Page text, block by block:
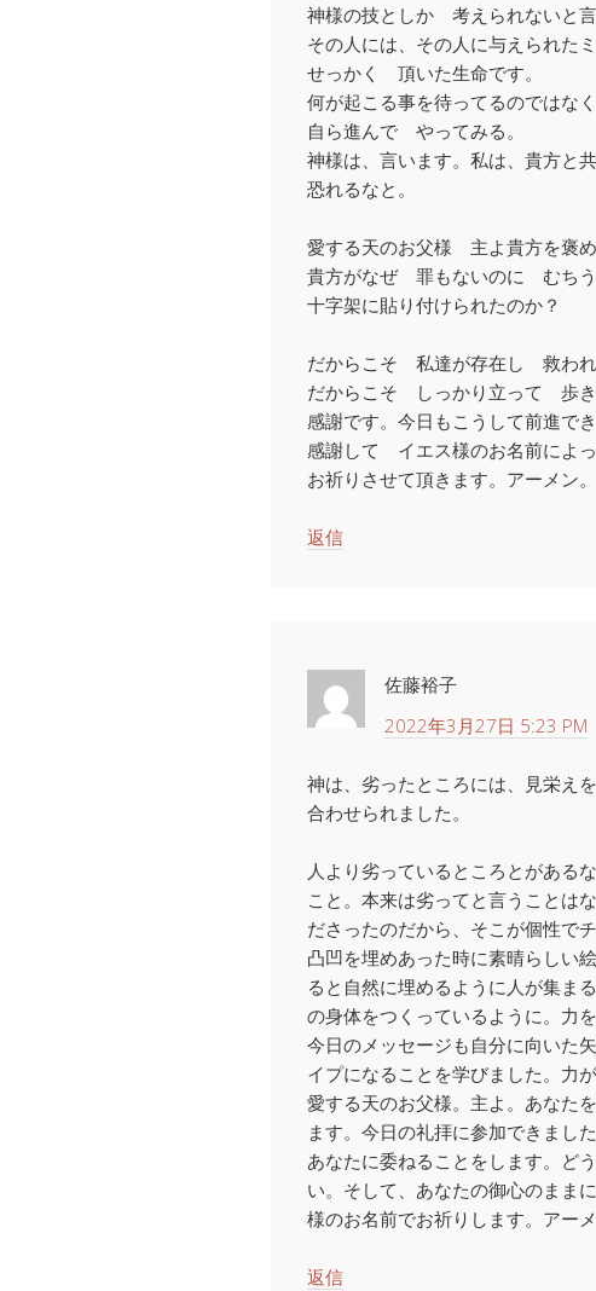
神様の技としか 考えられないと言
その人には、その人に与えられた
せっかく 頂いた生命です。
何が起こる事を待ってるのではなく
自ら進んで やってみる。
神様は、言います。私は、貴方と
恐れるなと。
愛する天のお父様 主よ貴方を褒め
貴方がなぜ 罪もないのに むちう
十字架に貼り付けられたのか？
だからこそ 私達が存在し 救われ
だからこそ しっかり立って 歩き
感謝です。今日もこうして前進で
感謝して イエス様のお名前によ
お祈りさせて頂きます。アーメン。
返信
佐藤裕子
2022年3月27日 5:23 PM
神は、劣ったところには、見栄え
合わせられました。
人より劣っているところとがある
こと。本来は劣ってと言うことは
ださったのだから、そこが個性で
凸凹を埋めあった時に素晴らしい
ると自然に埋めるように人が集ま
の身体をつくっているように。力
今日のメッセージも自分に向いた
イプになることを学びました。力
愛する天のお父様。主よ。あなた
ます。今日の礼拝に参加できまし
あなたに委ねることをします。ど
い。そして、あなたの御心のまま
様のお名前でお祈りします。アーメ
返信